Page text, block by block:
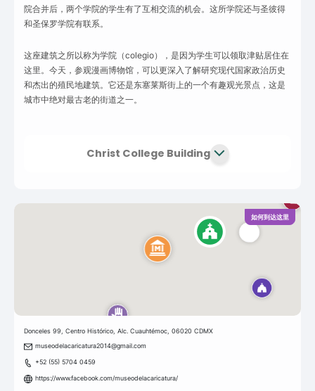
院合并后，两个学院的学生有了互相交流的机会。这所学院还与圣彼得
和圣保罗学院有联系。
这座建筑之所以称为学院（colegio），是因为学生可以领取津贴居住在
这里。今天，参观漫画博物馆，可以更深入了解研究现代国家政治历史
和杰出的殖民地建筑。它还是东塞莱斯街上的一个有趣观光景点，这是
城市中绝对最古老的街道之一。
Christ College Building
如何到达这里
Donceles 99, Centro Histórico, Alc. Cuauhtémoc, 06020 CDMX
museodelacaricatura2014@gmail.com
+52 (55) 5704 0459
https://www.facebook.com/museodelacaricatura/